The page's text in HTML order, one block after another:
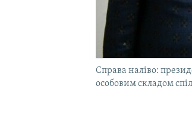
Справа наліво:
особовим складом